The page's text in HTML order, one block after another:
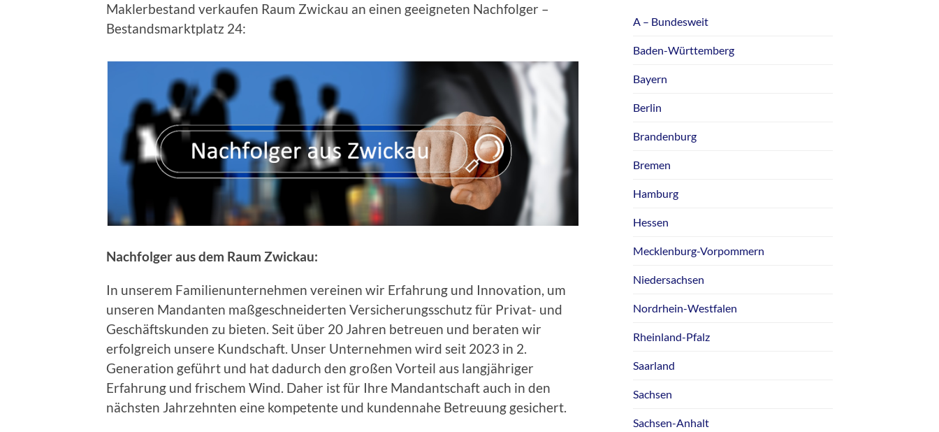
Maklerbestand verkaufen Raum Zwickau an einen geeigneten Nachfolger –
Bestandsmarktplatz 24:
Nachfolger aus dem Raum Zwickau:
In unserem Familienunternehmen vereinen wir Erfahrung und Innovation, um
unseren Mandanten maßgeschneiderten Versicherungsschutz für Privat- und
Geschäftskunden zu bieten. Seit über 20 Jahren betreuen und beraten wir
erfolgreich unsere Kundschaft. Unser Unternehmen wird seit 2023 in 2.
Generation geführt und hat dadurch den großen Vorteil aus langjähriger
Erfahrung und frischem Wind. Daher ist für Ihre Mandantschaft auch in den
nächsten Jahrzehnten eine kompetente und kundennahe Betreuung gesichert.
A – Bundesweit
Baden-Württemberg
Bayern
Berlin
Brandenburg
Bremen
Hamburg
Hessen
Mecklenburg-Vorpommern
Niedersachsen
Nordrhein-Westfalen
Rheinland-Pfalz
Saarland
Sachsen
Sachsen-Anhalt